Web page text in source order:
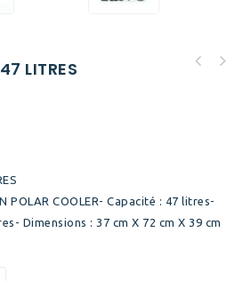
LITRES
POLAR COOLER- Capacité : 47 litres-
Dimensions : 37 cm X 72 cm X 39 cm